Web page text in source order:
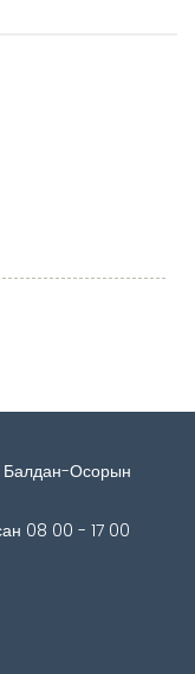
Балдан-Осорын
08 00 - 17 00